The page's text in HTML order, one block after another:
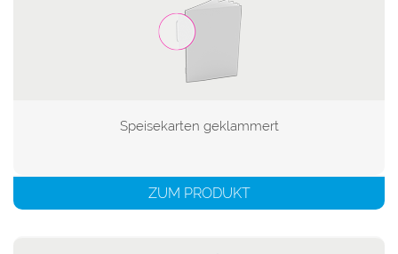
Speisekarten geklammert
ZUM PRODUKT